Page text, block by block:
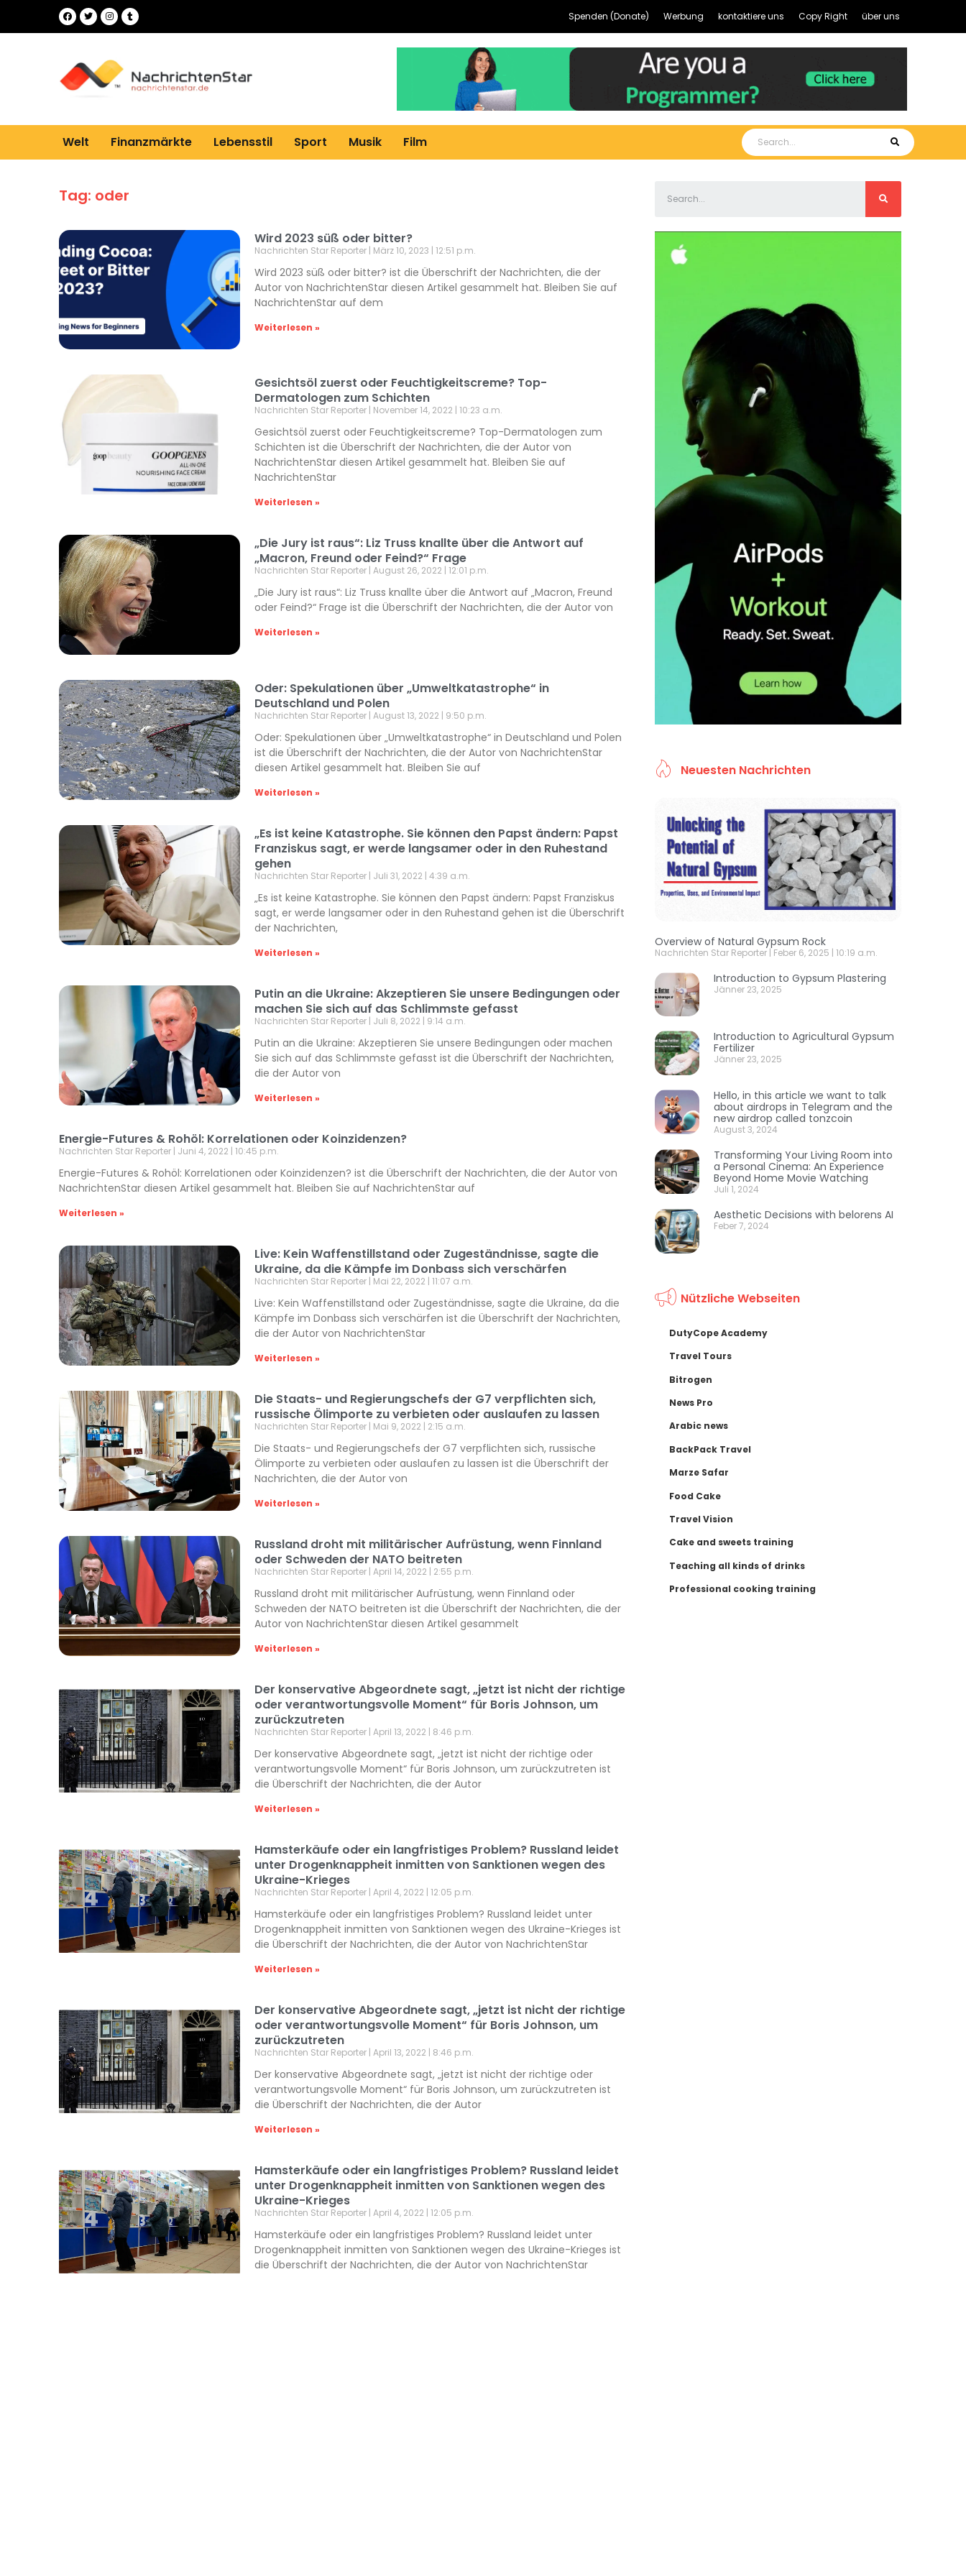
Spenden (Donate) Werbung kontaktiere uns Copy Right über uns
Welt Finanzmärkte Lebensstil Sport Musik Film
Tag: oder
Wird 2023 süß oder bitter?
Nachrichten Star Reporter März 10, 2023 12:51 p.m.
Wird 2023 süß oder bitter? ist die Überschrift der Nachrichten, die der
Autor von NachrichtenStar diesen Artikel gesammelt hat. Bleiben Sie auf
NachrichtenStar auf dem
Weiterlesen »
Gesichtsöl zuerst oder Feuchtigkeitscreme? Top-
Dermatologen zum Schichten
Nachrichten Star Reporter November 14, 2022 10:23 a.m.
Gesichtsöl zuerst oder Feuchtigkeitscreme? Top-Dermatologen zum
Schichten ist die Überschrift der Nachrichten, die der Autor von
NachrichtenStar diesen Artikel gesammelt hat. Bleiben Sie auf
NachrichtenStar
Weiterlesen »
„Die Jury ist raus“: Liz Truss knallte über die Antwort auf
„Macron, Freund oder Feind?“ Frage
Nachrichten Star Reporter August 26, 2022 12:01 p.m.
„Die Jury ist raus“: Liz Truss knallte über die Antwort auf „Macron, Freund
oder Feind?“ Frage ist die Überschrift der Nachrichten, die der Autor von
Weiterlesen »
Oder: Spekulationen über „Umweltkatastrophe“ in
Deutschland und Polen
Nachrichten Star Reporter August 13, 2022 9:50 p.m.
Oder: Spekulationen über „Umweltkatastrophe“ in Deutschland und Polen
ist die Überschrift der Nachrichten, die der Autor von NachrichtenStar
diesen Artikel gesammelt hat. Bleiben Sie auf
Weiterlesen »
„Es ist keine Katastrophe. Sie können den Papst ändern: Papst
Franziskus sagt, er werde langsamer oder in den Ruhestand
gehen
Nachrichten Star Reporter Juli 31, 2022 4:39 a.m.
„Es ist keine Katastrophe. Sie können den Papst ändern: Papst Franziskus
sagt, er werde langsamer oder in den Ruhestand gehen ist die Überschrift
der Nachrichten,
Weiterlesen »
Putin an die Ukraine: Akzeptieren Sie unsere Bedingungen oder
machen Sie sich auf das Schlimmste gefasst
Nachrichten Star Reporter Juli 8, 2022 9:14 a.m.
Putin an die Ukraine: Akzeptieren Sie unsere Bedingungen oder machen
Sie sich auf das Schlimmste gefasst ist die Überschrift der Nachrichten,
die der Autor von
Weiterlesen »
Energie-Futures & Rohöl: Korrelationen oder Koinzidenzen?
Nachrichten Star Reporter Juni 4, 2022 10:45 p.m.
Energie-Futures & Rohöl: Korrelationen oder Koinzidenzen? ist die Überschrift der Nachrichten, die der Autor von
NachrichtenStar diesen Artikel gesammelt hat. Bleiben Sie auf NachrichtenStar auf
Weiterlesen »
Live: Kein Waffenstillstand oder Zugeständnisse, sagte die
Ukraine, da die Kämpfe im Donbass sich verschärfen
Nachrichten Star Reporter Mai 22, 2022 11:07 a.m.
Live: Kein Waffenstillstand oder Zugeständnisse, sagte die Ukraine, da die
Kämpfe im Donbass sich verschärfen ist die Überschrift der Nachrichten,
die der Autor von NachrichtenStar
Weiterlesen »
Die Staats- und Regierungschefs der G7 verpflichten sich,
russische Ölimporte zu verbieten oder auslaufen zu lassen
Nachrichten Star Reporter Mai 9, 2022 2:15 a.m.
Die Staats- und Regierungschefs der G7 verpflichten sich, russische
Ölimporte zu verbieten oder auslaufen zu lassen ist die Überschrift der
Nachrichten, die der Autor von
Weiterlesen »
Russland droht mit militärischer Aufrüstung, wenn Finnland
oder Schweden der NATO beitreten
Nachrichten Star Reporter April 14, 2022 2:55 p.m.
Russland droht mit militärischer Aufrüstung, wenn Finnland oder
Schweden der NATO beitreten ist die Überschrift der Nachrichten, die der
Autor von NachrichtenStar diesen Artikel gesammelt
Weiterlesen »
Der konservative Abgeordnete sagt, „jetzt ist nicht der richtige
oder verantwortungsvolle Moment“ für Boris Johnson, um
zurückzutreten
Nachrichten Star Reporter April 13, 2022 8:46 p.m.
Der konservative Abgeordnete sagt, „jetzt ist nicht der richtige oder
verantwortungsvolle Moment“ für Boris Johnson, um zurückzutreten ist
die Überschrift der Nachrichten, die der Autor
Weiterlesen »
Hamsterkäufe oder ein langfristiges Problem? Russland leidet
unter Drogenknappheit inmitten von Sanktionen wegen des
Ukraine-Krieges
Nachrichten Star Reporter April 4, 2022 12:05 p.m.
Hamsterkäufe oder ein langfristiges Problem? Russland leidet unter
Drogenknappheit inmitten von Sanktionen wegen des Ukraine-Krieges ist
die Überschrift der Nachrichten, die der Autor von NachrichtenStar
Weiterlesen »
Der konservative Abgeordnete sagt, „jetzt ist nicht der richtige
oder verantwortungsvolle Moment“ für Boris Johnson, um
zurückzutreten
Nachrichten Star Reporter April 13, 2022 8:46 p.m.
Der konservative Abgeordnete sagt, „jetzt ist nicht der richtige oder
verantwortungsvolle Moment“ für Boris Johnson, um zurückzutreten ist
die Überschrift der Nachrichten, die der Autor
Weiterlesen »
Hamsterkäufe oder ein langfristiges Problem? Russland leidet
unter Drogenknappheit inmitten von Sanktionen wegen des
Ukraine-Krieges
Nachrichten Star Reporter April 4, 2022 12:05 p.m.
Hamsterkäufe oder ein langfristiges Problem? Russland leidet unter
Drogenknappheit inmitten von Sanktionen wegen des Ukraine-Krieges ist
die Überschrift der Nachrichten, die der Autor von NachrichtenStar
Neuesten Nachrichten
Overview of Natural Gypsum Rock
Nachrichten Star Reporter Feber 6, 2025 10:19 a.m.
Introduction to Gypsum Plastering
Jänner 23, 2025
Introduction to Agricultural Gypsum
Fertilizer
Jänner 23, 2025
Hello, in this article we want to talk
about airdrops in Telegram and the
new airdrop called tonzcoin
August 3, 2024
Transforming Your Living Room into
a Personal Cinema: An Experience
Beyond Home Movie Watching
Juli 1, 2024
Aesthetic Decisions with belorens AI
Feber 7, 2024
Nützliche Webseiten
DutyCope Academy
Travel Tours
Bitrogen
News Pro
Arabic news
BackPack Travel
Marze Safar
Food Cake
Travel Vision
Cake and sweets training
Teaching all kinds of drinks
Professional cooking training